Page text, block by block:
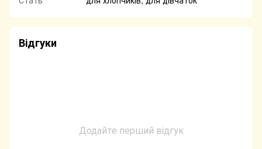
Відгуки
Додайте перший відгук